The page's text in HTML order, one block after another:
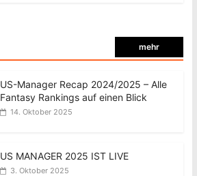
mehr
US-Manager Recap 2024/2025 – Alle
Fantasy Rankings auf einen Blick
14. Oktober 2025
US MANAGER 2025 IST LIVE
3. Oktober 2025